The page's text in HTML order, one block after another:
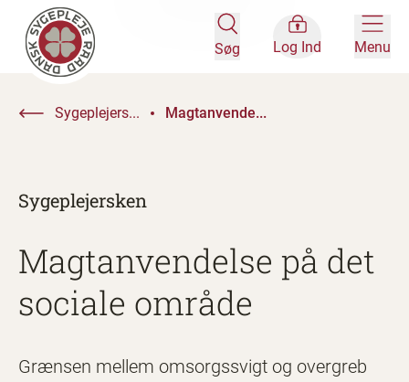
Søg Log Ind Menu
Sygeplejers... Magtanvende...
Sygeplejersken
Magtanvendelse på det
sociale område
Grænsen mellem omsorgssvigt og overgreb